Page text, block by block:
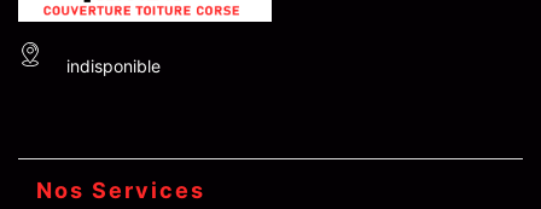
indisponible
Nos Services